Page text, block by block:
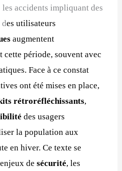
accidents impliquant des
des utilisateurs
augmentent
période, souvent avec
Face à ce constat
ont été mises en place,
rétroréfléchissants,
des usagers
la population aux
en hiver. Ce texte se
desécurité, les